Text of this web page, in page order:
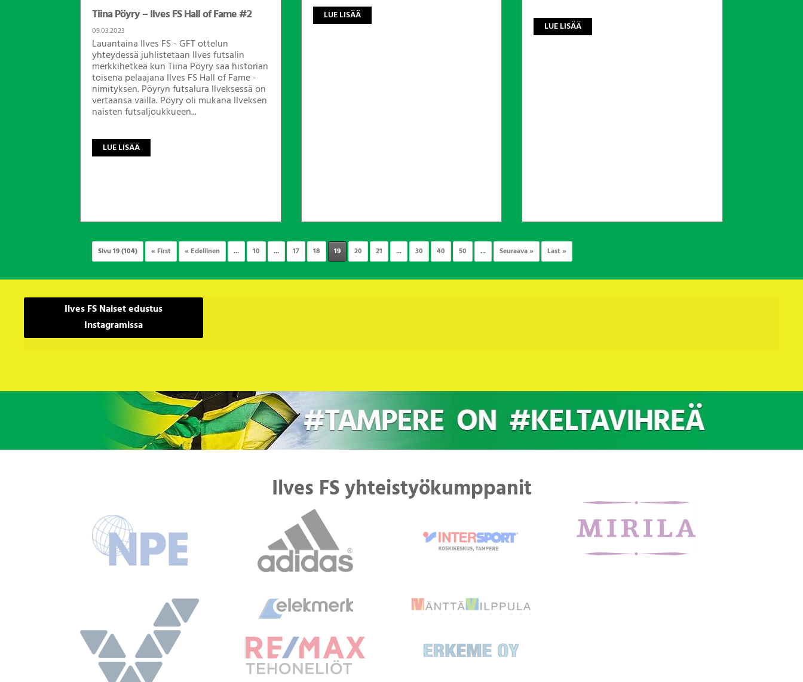
Tiina Pöyry – Ilves FS Hall of Fame #2
09.03.2023
Lauantaina Ilves FS - GFT ottelun
yhteydessä juhlistetaan Ilves futsalin
merkkihetkeä kun Tiina Pöyry saa historian
toisena pelaajana Ilves FS Hall of Fame -
nimityksen. Pöyryn futsalura Ilveksessä on
vertaansa vailla. Pöyry oli mukana Ilveksen
naisten futsaljoukkueen...
LUE LISÄÄ
LUE LISÄÄ
LUE LISÄÄ
Sivu 19 (104) « First « Edellinen ... 10 ... 17 18 19 20 21 ... 30 40 50 ... Seuraava » Last »
Ilves FS Naiset edustus
Instagramissa
Ilves FS yhteistyökumppanit